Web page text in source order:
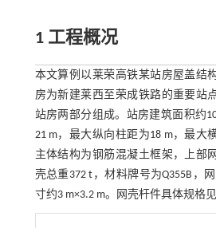
1 工程概况
本文算例以莱荣高铁某站房屋盖结
房为新建莱西至荣成铁路的重要站
站房两部分组成。站房建筑面积约
21 m，最大纵向柱距为18 m，最大
主体结构为钢筋混凝土框架，上部
壳总重372 t，材料牌号为Q355B，
寸约3 m×3.2 m。网壳杆件具体规格见